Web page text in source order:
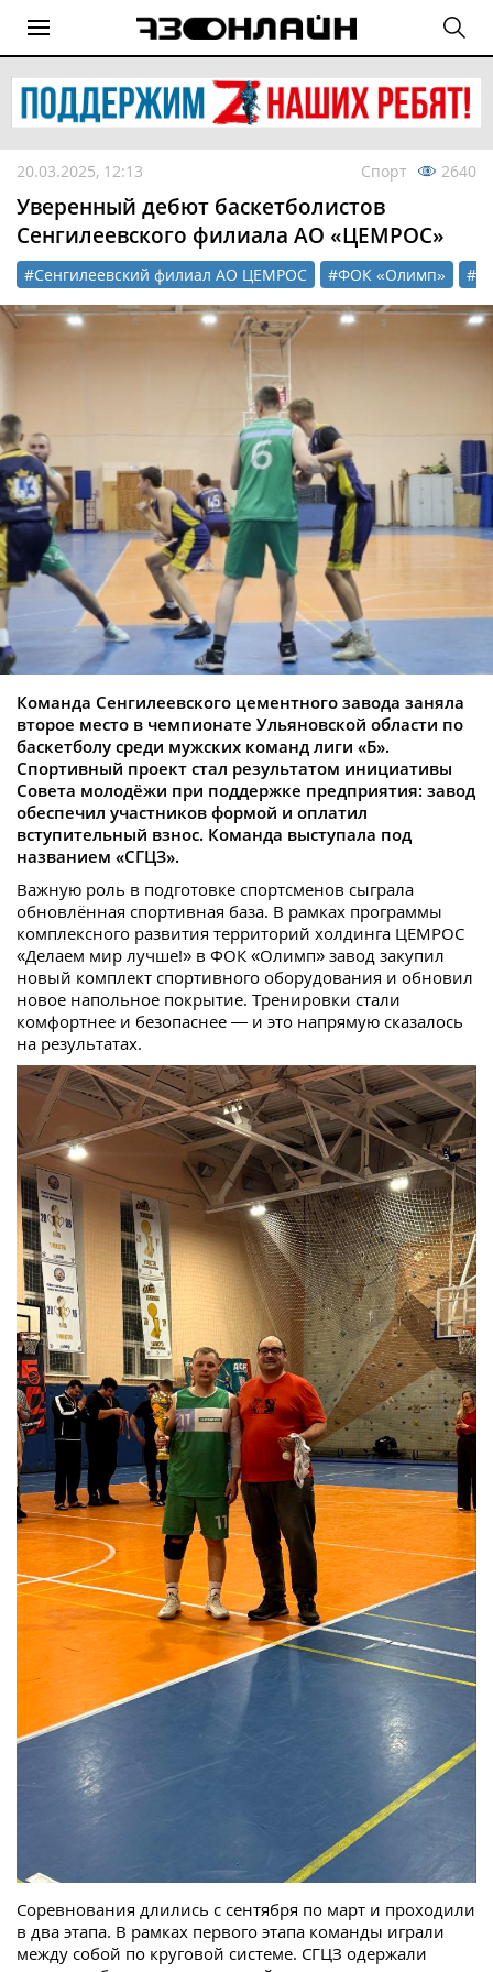
20.03.2025, 12:13 Спорт 2640
Уверенный дебют баскетболистов
Сенгилеевского филиала АО «ЦЕМРОС»
#Сенгилеевский филиал АО ЦЕМРОС #ФОК «Олимп»
Команда Сенгилеевского цементного завода заняла
второе место в чемпионате Ульяновской области по
баскетболу среди мужских команд лиги «Б».
Спортивный проект стал результатом инициативы
Совета молодёжи при поддержке предприятия: завод
обеспечил участников формой и оплатил
вступительный взнос. Команда выступала под
названием «СГЦЗ».
Важную роль в подготовке спортсменов сыграла
обновлённая спортивная база. В рамках программы
комплексного развития территорий холдинга ЦЕМРОС
«Делаем мир лучше!» в ФОК «Олимп» завод закупил
новый комплект спортивного оборудования и обновил
новое напольное покрытие. Тренировки стали
комфортнее и безопаснее — и это напрямую сказалось
на результатах.
Соревнования длились с сентября по март и проходили
в два этапа. В рамках первого этапа команды играли
между собой по круговой системе. СГЦЗ одержали